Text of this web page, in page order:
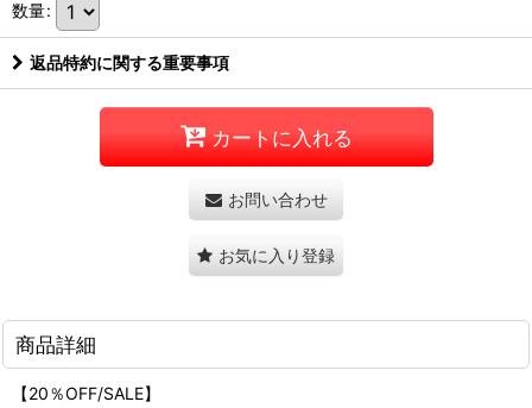
数量:
返品特約に関する重要事項
カートに入れる
お問い合わせ
お気に入り登録
商品詳細
【20％OFF/SALE】